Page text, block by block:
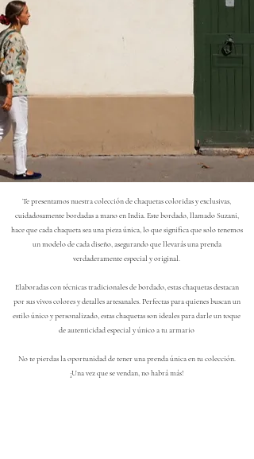
Te presentamos nuestra colección de chaquetas coloridas y exclusivas,
cuidadosamente bordadas a mano en India. Este bordado, llamado Suzani,
hace que cada chaqueta sea una pieza única, lo que significa que solo tenemos
un modelo de cada diseño, asegurando que llevarás una prenda
verdaderamente especial y original.
Elaboradas con técnicas tradicionales de bordado, estas chaquetas destacan
por sus vivos colores y detalles artesanales. Perfectas para quienes buscan un
estilo único y personalizado, estas chaquetas son ideales para darle un toque
de autenticidad especial y único a tu armario
No te pierdas la oportunidad de tener una prenda única en tu colección.
¡Una vez que se vendan, no habrá más!